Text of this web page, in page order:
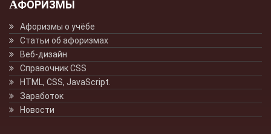
АФОРИЗМЫ
Афоризмы о учёбе
Статьи об афоризмах
Веб-дизайн
Справочник CSS
HTML, CSS, JavaScript.
Заработок
Новости